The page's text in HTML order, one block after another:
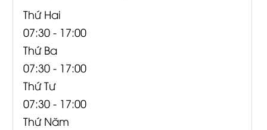
Thứ Hai
07:30 - 17:00
Thứ Ba
07:30 - 17:00
Thứ Tư
07:30 - 17:00
Thứ Năm